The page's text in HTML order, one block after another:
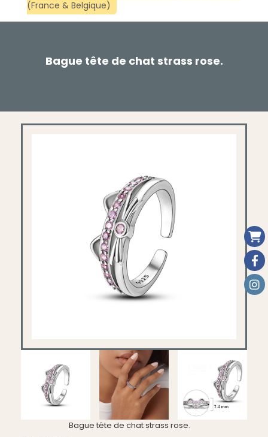
Bague tête de chat strass rose.
Bague tête de chat strass rose.